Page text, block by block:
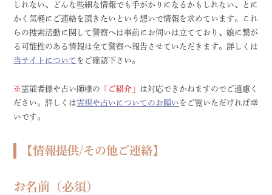
しれない、どんな些細な情報でも手がかりになるかもしれない、とに
かく気軽にご連絡を頂きたいという想いで情報を求めています。これ
らの捜索活動に関して警察へは事前にお伺いは立てており、娘に繋が
る可能性のある情報は全て警察へ報告させていただきます。詳しくは
当サイトについて をご確認下さい。
※霊能者様や占い師様の 「ご紹介」 は対応できかねますのでご遠慮く
ださい。詳しくは霊視や占いについてのお願い をご覧いただければ幸
いです。
【情報提供/その他ご連絡】
お名前（必須）